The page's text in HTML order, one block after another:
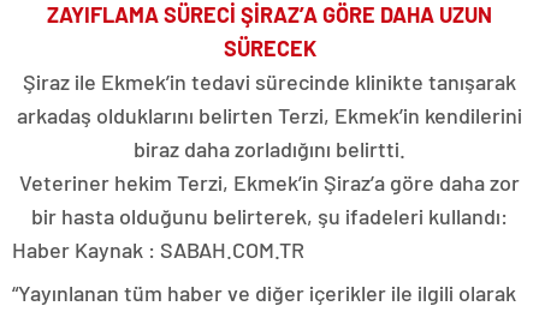
ZAYIFLAMA SÜRECİ ŞİRAZ’A GÖRE DAHA UZUN
SÜRECEK
Şiraz ile Ekmek’in tedavi sürecinde klinikte tanışarak
arkadaş olduklarını belirten Terzi, Ekmek’in kendilerini
biraz daha zorladığını belirtti.
Veteriner hekim Terzi, Ekmek’in Şiraz’a göre daha zor
bir hasta olduğunu belirterek, şu ifadeleri kullandı:
Haber Kaynak : SABAH.COM.TR
“Yayınlanan tüm haber ve diğer içerikler ile ilgili olarak